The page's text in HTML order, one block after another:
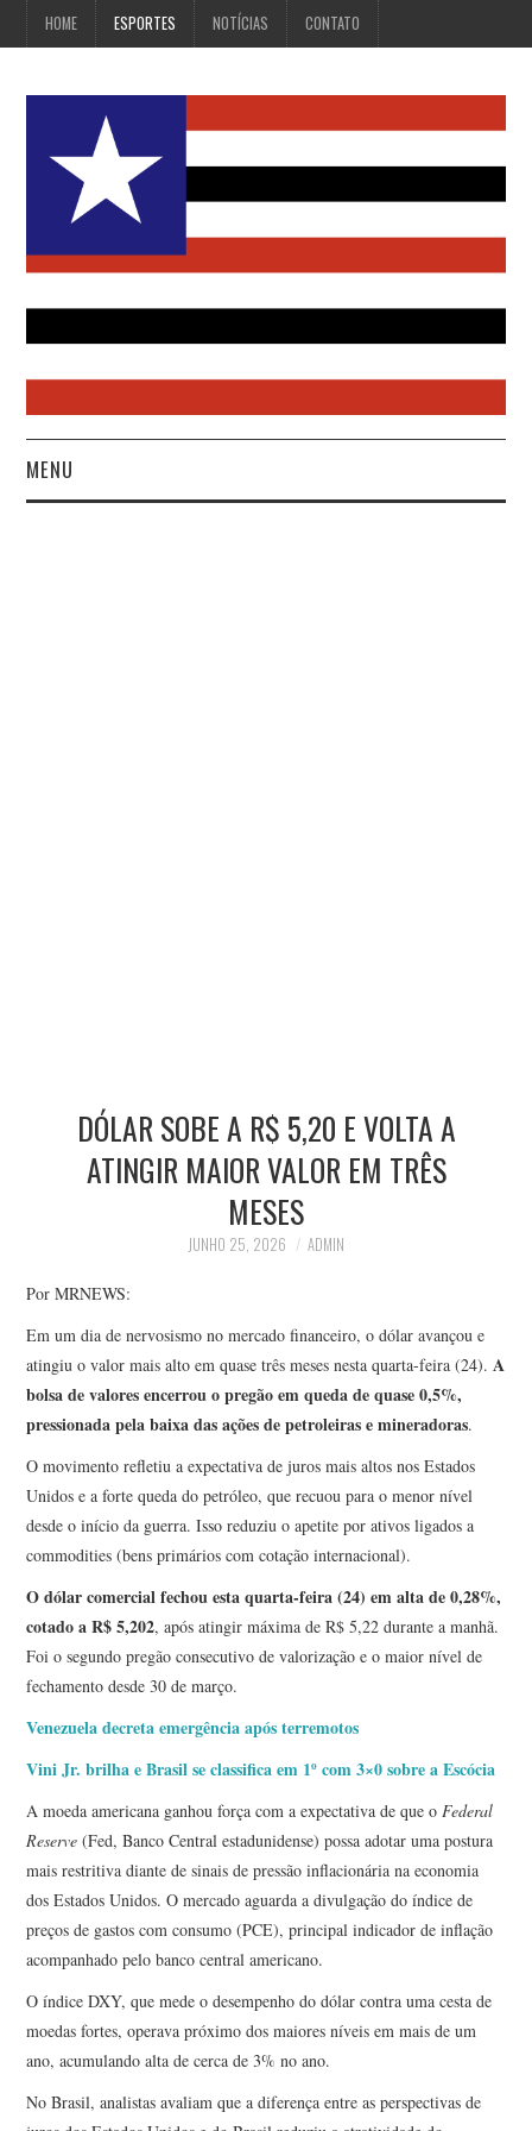
HOME ESPORTES NOTÍCIAS CONTATO
MENU
DÓLAR SOBE A R$ 5,20 E VOLTA A
ATINGIR MAIOR VALOR EM TRÊS
MESES
JUNHO 25, 2026 ADMIN
Por MRNEWS:
Em um dia de nervosismo no mercado financeiro, o dólar avançou e
atingiu o valor mais alto em quase três meses nesta quarta-feira (24).A
bolsa de valores encerrou o pregão em queda de quase 0,5%,
pressionada pela baixa das ações de petroleiras e mineradoras.
O movimento refletiu a expectativa de juros mais altos nos Estados
Unidos e a forte queda do petróleo, que recuou para o menor nível
desde o início da guerra. Isso reduziu o apetite por ativos ligados a
commodities (bens primários com cotação internacional).
O dólar comercial fechou esta quarta-feira (24) em alta de 0,28%,
cotado a R$ 5,202, após atingir máxima de R$ 5,22 durante a manhã.
Foi o segundo pregão consecutivo de valorização e o maior nível de
fechamento desde 30 de março.
Venezuela decreta emergência após terremotos
Vini Jr. brilha e Brasil se classifica em 1º com 3×0 sobre a Escócia
A moeda americana ganhou força com a expectativa de que oFederal
Reserve(Fed, Banco Central estadunidense) possa adotar uma postura
mais restritiva diante de sinais de pressão inflacionária na economia
dos Estados Unidos. O mercado aguarda a divulgação do índice de
preços de gastos com consumo (PCE), principal indicador de inflação
acompanhado pelo banco central americano.
O índice DXY, que mede o desempenho do dólar contra uma cesta de
moedas fortes, operava próximo dos maiores níveis em mais de um
ano, acumulando alta de cerca de 3% no ano.
No Brasil, analistas avaliam que a diferença entre as perspectivas de